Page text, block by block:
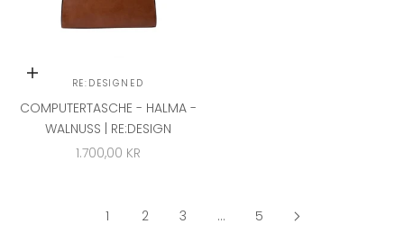
In den Warenkorb
RE:DESIGNED
COMPUTERTASCHE - HALMA -
WALNUSS | RE:DESIGN
ANGEBOT
1.700,00 KR
1 2 3 … 5